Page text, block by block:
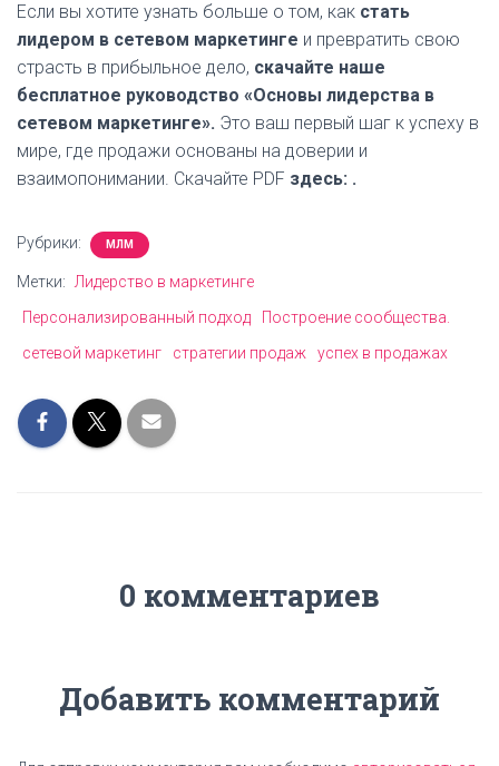
Если вы хотите узнать больше о том, как стать
лидером в сетевом маркетинге и превратить свою
страсть в прибыльное дело, скачайте наше
бесплатное руководство «Основы лидерства в
сетевом маркетинге». Это ваш первый шаг к успеху в
мире, где продажи основаны на доверии и
взаимопонимании. Скачайте PDF здесь: .
Рубрики: МЛМ
Метки:
Лидерство в маркетинге
Персонализированный подход
Построение сообщества.
сетевой маркетинг
стратегии продаж успех в продажах
0 комментариев
Добавить комментарий